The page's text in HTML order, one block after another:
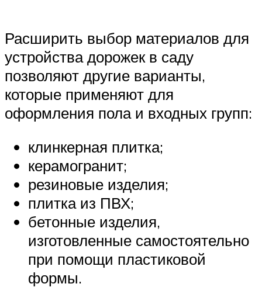
Расширить выбор материалов для
устройства дорожек в саду
позволяют другие варианты,
которые применяют для
оформления пола и входных групп:
клинкерная плитка;
керамогранит;
резиновые изделия;
плитка из ПВХ;
бетонные изделия,
изготовленные самостоятельно
при помощи пластиковой
формы.